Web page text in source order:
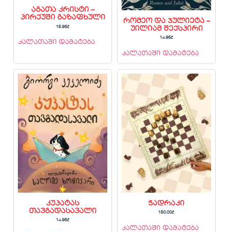
აგათა კრისტი –
პირქუში გაზაფხული
15.95₾
კალათაში დამატება
რომეო და ჯულიეტა –
უილიამ შექსპირი
14.95₾
კალათაში დამატება
კუპატას
თავგადასავალი
14.95₾
ჭადრაკი
150.00₾
კალათაში დამატება